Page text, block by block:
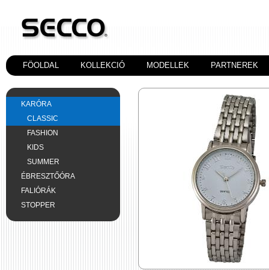
FÖOLDAL KOLLEKCIÓ MODELLEK PARTNEREK
KARÓRA
CLASSIC
FASHION
KIDS
SUMMER
ÉBRESZTŐÓRA
FALIÓRÁK
STOPPER